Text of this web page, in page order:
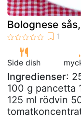
Bolognese
Side dish
Ingredienser:
100 g pancetta
125 ml rödvin